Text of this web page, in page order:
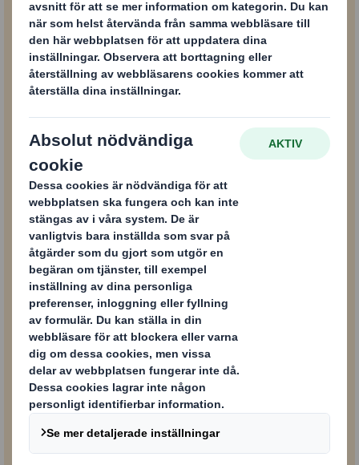
En rapport om hur
dina lådor hjälper eller
stjälper ditt
varumärke.
Här får du reda på hur du kan se till att din e-
handelsförpackning stämmer överens med
dina kunders förväntningar. Lär dig mer om
konsumenternas behov och säkerställ att du
erbjuder en positiv varumärkesupplevelse.